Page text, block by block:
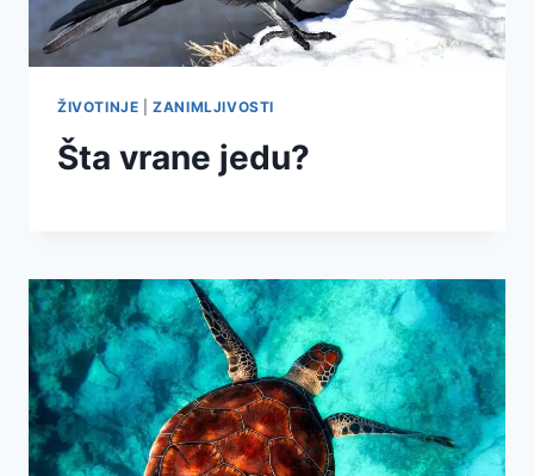
ŽIVOTINJE |ZANIMLJIVOSTI
Šta vrane jedu?